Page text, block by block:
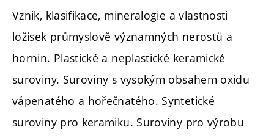
Vznik, klasifikace, mineralogie a vlastnosti
ložisek průmyslově významných nerostů a
hornin. Plastické a neplastické keramické
suroviny. Suroviny s vysokým obsahem oxidu
vápenatého a hořečnatého. Syntetické
suroviny pro keramiku. Suroviny pro výrobu